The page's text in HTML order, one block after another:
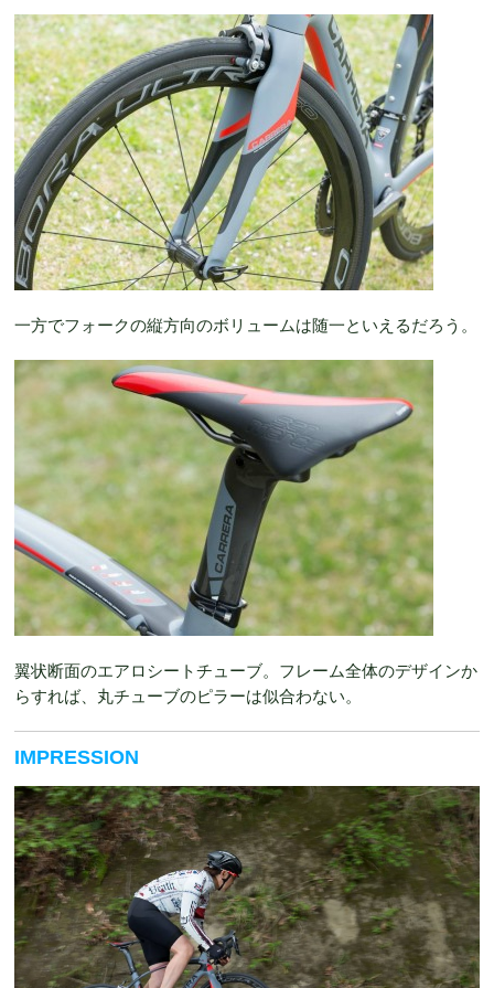
一方でフォークの縦方向のボリュームは随一といえるだろう。
翼状断面のエアロシートチューブ。フレーム全体のデザインか
らすれば、丸チューブのピラーは似合わない。
IMPRESSION